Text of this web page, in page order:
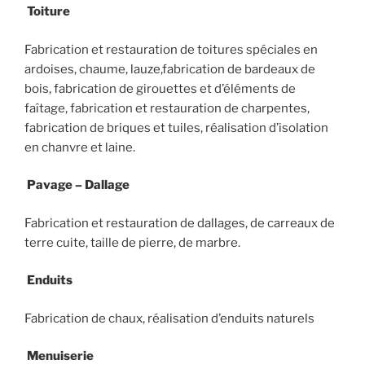
Toiture
Fabrication et restauration de toitures spéciales en
ardoises, chaume, lauze,fabrication de bardeaux de
bois, fabrication de girouettes et d’éléments de
faîtage, fabrication et restauration de charpentes,
fabrication de briques et tuiles, réalisation d’isolation
en chanvre et laine.
Pavage – Dallage
Fabrication et restauration de dallages, de carreaux de
terre cuite, taille de pierre, de marbre.
Enduits
Fabrication de chaux, réalisation d’enduits naturels
Menuiserie